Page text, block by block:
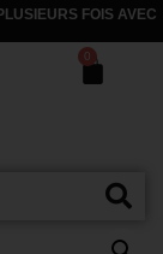
FOIS AVEC
0